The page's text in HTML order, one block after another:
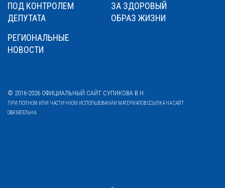
ПОД КОНТРОЛЕМ
ДЕПУТАТА
ЗА ЗДОРОВЫЙ
ОБРАЗ ЖИЗНИ
РЕГИОНАЛЬНЫЕ
НОВОСТИ
© 2016-2026 ОФИЦИАЛЬНЫЙ САЙТ СУПИКОВА В.Н.
ПРИ ПОЛНОМ ИЛИ ЧАСТИЧНОМ ИСПОЛЬЗОВАНИИ МАТЕРИАЛОВ ССЫЛКА НА САЙТ
ОБЯЗАТЕЛЬНА